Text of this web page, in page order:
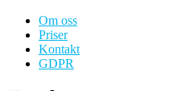
Om oss
Priser
Kontakt
GDPR